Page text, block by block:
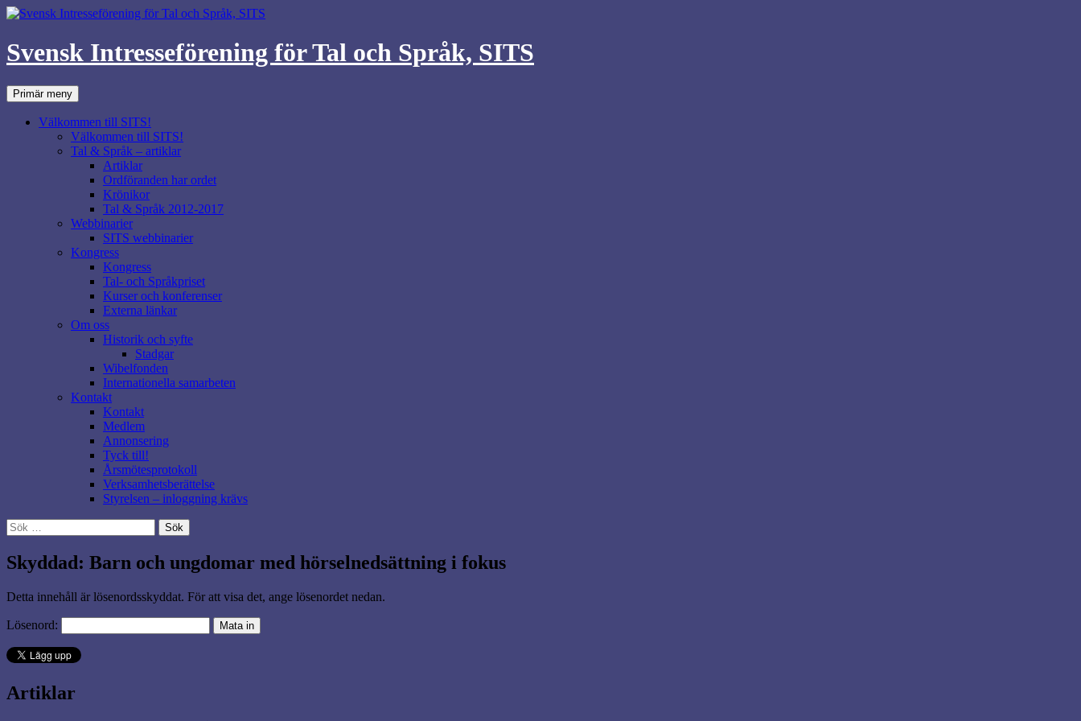
Svensk Intresseförening för Tal och Språk, SITS
SökPrimär meny
till
innehåll
Välkommen till SITS!
Välkommen till SITS!
Tal & Språk – artiklar
Artiklar
Ordföranden har ordet
Krönikor
Tal & Språk 2012-2017
Webbinarier
SITS webbinarier
Kongress
Kongress
Tal- och Språkpriset
Kurser och konferenser
Externa länkar
Om oss
Historik och syfte
Stadgar
Wibelfonden
Internationella samarbeten
Kontakt
Kontakt
Medlem
Annonsering
Tyck till!
Årsmötesprotokoll
Verksamhetsberättelse
Styrelsen – inloggning krävs
Sök
efter:
Skyddad: Barn och ungdomar med hörselnedsättning i fokus
Detta innehåll är lösenordsskyddat. För att visa det, ange lösenordet nedan.
Lösenord:
Artiklar